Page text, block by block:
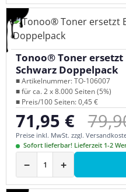
Tonoo® Toner ersetzt
Schwarz Doppelpack
■ Artikelnummer: TO-106007
■ für ca. 2 x 8.000 Seiten (5%)
■ Preis/100 Seiten: 0,45 €
Verkaufspreis:
71,95 €
Preise inkl. MwSt. zzgl.
Sofort lieferbar! Lieferzeit 1-2
− +